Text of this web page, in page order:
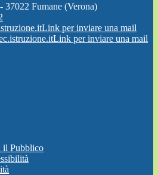
Fumane (Verona)
Link per inviare una mail
Link per inviare una mail
il Pubblico